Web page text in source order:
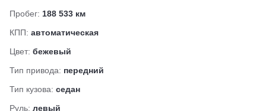
Пробег: 188 533 км
КПП: автоматическая
Цвет: бежевый
Тип привода: передний
Тип кузова: седан
Руль: левый